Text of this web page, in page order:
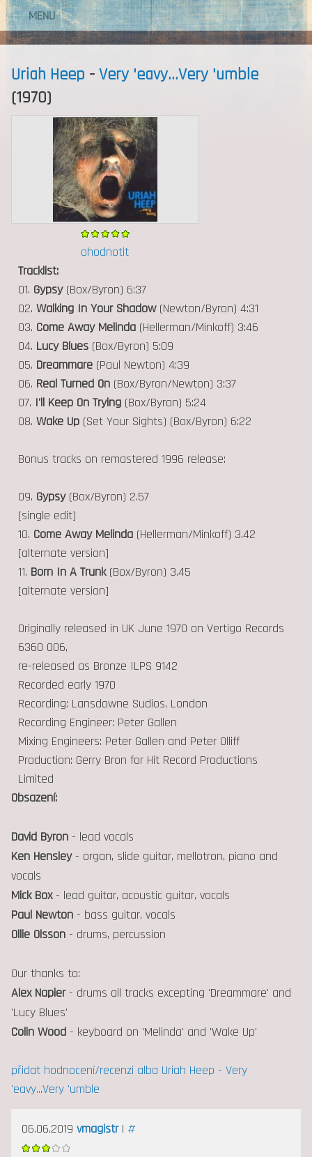
MENU
Uriah Heep - Very 'eavy...Very 'umble
(1970)
ohodnotit
Tracklist:
01. Gypsy(Box/Byron) 6:37
02. Walking In Your Shadow(Newton/Byron) 4:31
03. Come Away Melinda(Hellerman/Minkoff) 3:46
04. Lucy Blues(Box/Byron) 5:09
05. Dreammare(Paul Newton) 4:39
06. Real Turned On(Box/Byron/Newton) 3:37
07. I'll Keep On Trying(Box/Byron) 5:24
08. Wake Up(Set Your Sights) (Box/Byron) 6:22
Bonus tracks on remastered 1996 release:
09. Gypsy(Box/Byron) 2.57
[single edit]
10. Come Away Melinda(Hellerman/Minkoff) 3.42
[alternate version]
11. Born In A Trunk(Box/Byron) 3.45
[alternate version]
Originally released in UK June 1970 on Vertigo Records
6360 006,
re-released as Bronze ILPS 9142
Recorded early 1970
Recording: Lansdowne Sudios, London
Recording Engineer: Peter Gallen
Mixing Engineers: Peter Gallen and Peter Olliff
Production: Gerry Bron for Hit Record Productions
Limited
Obsazení:
David Byron- lead vocals
Ken Hensley- organ, slide guitar, mellotron, piano and
vocals
Mick Box- lead guitar, acoustic guitar, vocals
Paul Newton- bass guitar, vocals
Ollie Olsson- drums, percussion
Our thanks to:
Alex Napier- drums all tracks excepting 'Dreammare' and
'Lucy Blues'
Colin Wood- keyboard on 'Melinda' and 'Wake Up'
přidat hodnocení/recenzi alba Uriah Heep - Very
'eavy...Very 'umble
06.06.2019 vmagistr| #